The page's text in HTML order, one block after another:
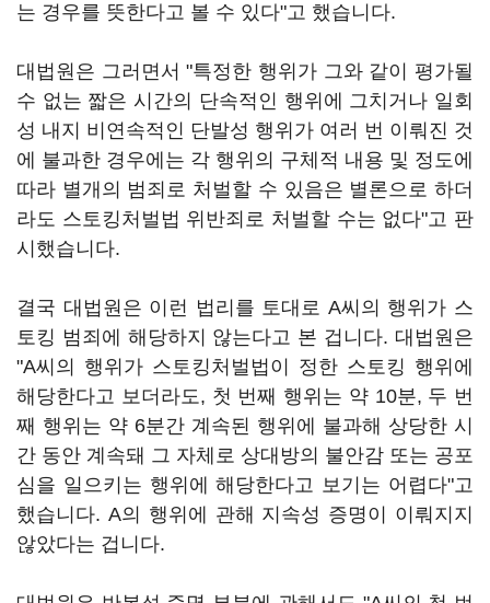
는 경우를 뜻한다고 볼 수 있다"고 했습니다.
대법원은 그러면서 "특정한 행위가 그와 같이 평가될
수 없는 짧은 시간의 단속적인 행위에 그치거나 일회
성 내지 비연속적인 단발성 행위가 여러 번 이뤄진 것
에 불과한 경우에는 각 행위의 구체적 내용 및 정도에
따라 별개의 범죄로 처벌할 수 있음은 별론으로 하더
라도 스토킹처벌법 위반죄로 처벌할 수는 없다"고 판
시했습니다.
결국 대법원은 이런 법리를 토대로 A씨의 행위가 스
토킹 범죄에 해당하지 않는다고 본 겁니다. 대법원은
"A씨의 행위가 스토킹처벌법이 정한 스토킹 행위에
해당한다고 보더라도, 첫 번째 행위는 약 10분, 두 번
째 행위는 약 6분간 계속된 행위에 불과해 상당한 시
간 동안 계속돼 그 자체로 상대방의 불안감 또는 공포
심을 일으키는 행위에 해당한다고 보기는 어렵다"고
했습니다. A의 행위에 관해 지속성 증명이 이뤄지지
않았다는 겁니다.